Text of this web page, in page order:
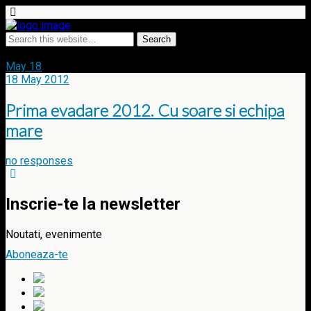
May 18
18 May 2012
Prima evadare 2012. Cu soare si echipa
mare
no responses
Inscrie-te la newsletter
Noutati, evenimente
Aboneaza-te